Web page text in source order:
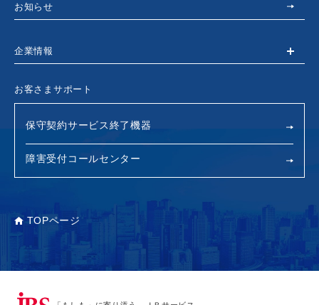
お知らせ
企業情報
お客さまサポート
保守契約サービス終了機器
障害受付コールセンター
TOPページ